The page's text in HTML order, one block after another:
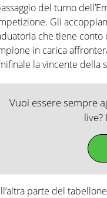
del turno
Gli
che tiene
in carica
la vincente della
Vuoi essere sempre
parte del